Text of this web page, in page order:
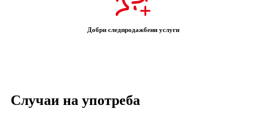
Добри следпродажбени услуги
Случаи на употреба